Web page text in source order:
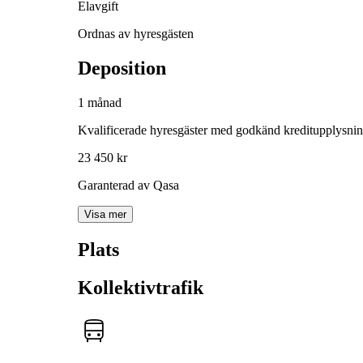
Elavgift
Ordnas av hyresgästen
Deposition
1 månad
Kvalificerade hyresgäster med godkänd
23 450 kr
Garanterad av Qasa
Visa mer
Plats
Kollektivtrafik